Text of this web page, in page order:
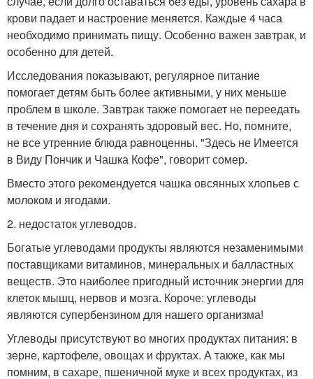
крови падает и настроение меняется. Каждые 4 часа
необходимо принимать пищу. Особенно важен завтрак, и
особенно для детей.
Исследования показывают, регулярное питание
помогает детям быть более активными, у них меньше
проблем в школе. Завтрак также помогает не переедать
в течение дня и сохранять здоровый вес. Но, помните,
не все утренние блюда равноценны. "Здесь не Имеется
в Виду Пончик и Чашка Кофе", говорит сомер.
Вместо этого рекомендуется чашка овсянных хлопьев с
молоком и ягодами.
2. недостаток углеводов.
Богатые углеводами продукты являются незаменимыми
поставщиками витаминов, минеральных и балластных
веществ. Это наиболее пригодный источник энергии для
клеток мышц, нервов и мозга. Короче: углеводы
являются супербензином для нашего организма!
Углеводы присутствуют во многих продуктах питания: в
зерне, картофеле, овощах и фруктах. А также, как мы
помним, в сахаре, пшеничной муке и всех продуктах, из